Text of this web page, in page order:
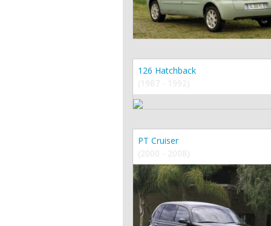
126 Hatchback
(1987 - 1992)
PT Cruiser
(2000 - 2008)